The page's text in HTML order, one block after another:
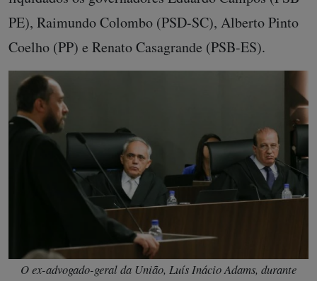
PE), Raimundo Colombo (PSD-SC), Alberto Pinto
Coelho (PP) e Renato Casagrande (PSB-ES).
O ex-advogado-geral da União, Luís Inácio Adams, durante